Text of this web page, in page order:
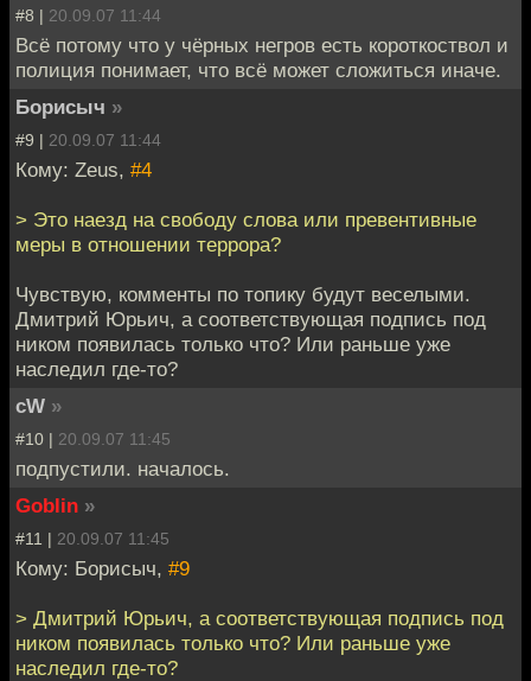
#8 | 20.09.07 11:44
Всё потому что у чёрных негров есть короткоствол и
полиция понимает, что всё может сложиться иначе.
Борисыч »
#9 | 20.09.07 11:44
Кому: Zeus, #4
> Это наезд на свободу слова или превентивные
меры в отношении террора?
Чувствую, комменты по топику будут веселыми.
Дмитрий Юрьич, а соответствующая подпись под
ником появилась только что? Или раньше уже
наследил где-то?
cW »
#10 | 20.09.07 11:45
подпустили. началось.
Goblin »
#11 | 20.09.07 11:45
Кому: Борисыч, #9
> Дмитрий Юрьич, а соответствующая подпись под
ником появилась только что? Или раньше уже
наследил где-то?